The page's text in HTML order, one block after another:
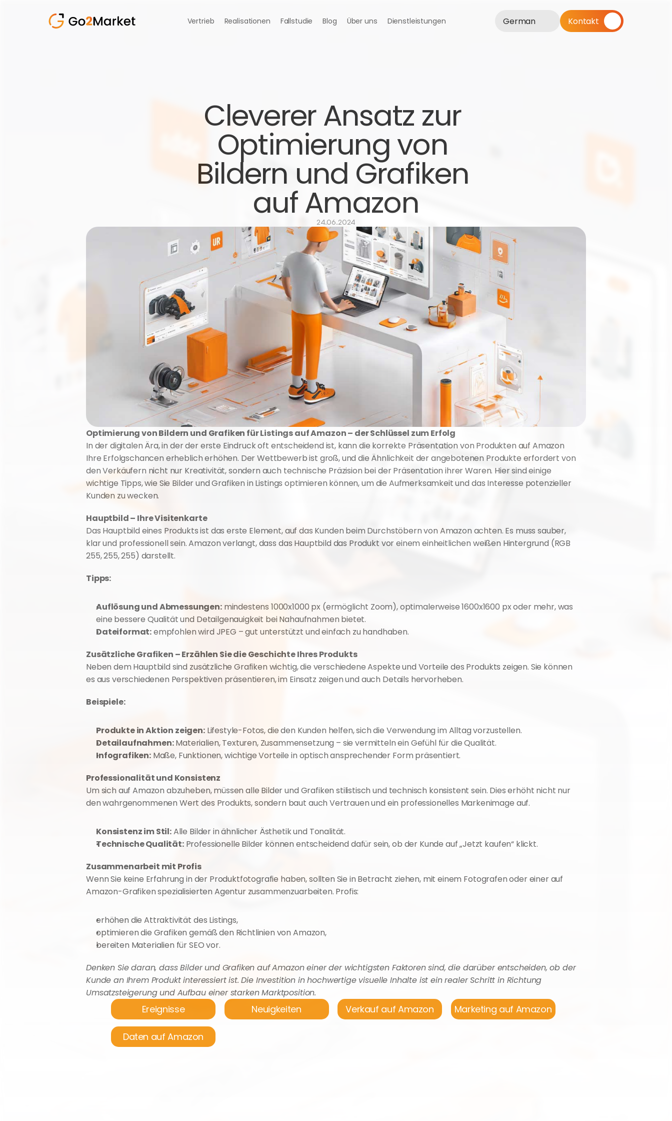
Vertrieb Realisationen Fallstudie Blog Über uns Dienstleistungen German Kontakt
Cleverer Ansatz zur
Optimierung von
Bildern und Grafiken
auf Amazon
24.06.2024
Optimierung von Bildern und Grafiken für Listings auf Amazon – der Schlüssel zum Erfolg
In der digitalen Ära, in der der erste Eindruck oft entscheidend ist, kann die korrekte Präsentation von Produkten auf Amazon
Ihre Erfolgschancen erheblich erhöhen. Der Wettbewerb ist groß, und die Ähnlichkeit der angebotenen Produkte erfordert von
den Verkäufern nicht nur Kreativität, sondern auch technische Präzision bei der Präsentation ihrer Waren. Hier sind einige
wichtige Tipps, wie Sie Bilder und Grafiken in Listings optimieren können, um die Aufmerksamkeit und das Interesse potenzieller
Kunden zu wecken.
Hauptbild – Ihre Visitenkarte
Das Hauptbild eines Produkts ist das erste Element, auf das Kunden beim Durchstöbern von Amazon achten. Es muss sauber,
klar und professionell sein. Amazon verlangt, dass das Hauptbild das Produkt vor einem einheitlichen weißen Hintergrund (RGB
255, 255, 255) darstellt.
Tipps:
Auflösung und Abmessungen: mindestens 1000x1000 px (ermöglicht Zoom), optimalerweise 1600x1600 px oder mehr, was
eine bessere Qualität und Detailgenauigkeit bei Nahaufnahmen bietet.
Dateiformat: empfohlen wird JPEG – gut unterstützt und einfach zu handhaben.
Zusätzliche Grafiken – Erzählen Sie die Geschichte Ihres Produkts
Neben dem Hauptbild sind zusätzliche Grafiken wichtig, die verschiedene Aspekte und Vorteile des Produkts zeigen. Sie können
es aus verschiedenen Perspektiven präsentieren, im Einsatz zeigen und auch Details hervorheben.
Beispiele:
Produkte in Aktion zeigen: Lifestyle-Fotos, die den Kunden helfen, sich die Verwendung im Alltag vorzustellen.
Detailaufnahmen: Materialien, Texturen, Zusammensetzung – sie vermitteln ein Gefühl für die Qualität.
Infografiken: Maße, Funktionen, wichtige Vorteile in optisch ansprechender Form präsentiert.
Professionalität und Konsistenz
Um sich auf Amazon abzuheben, müssen alle Bilder und Grafiken stilistisch und technisch konsistent sein. Dies erhöht nicht nur
den wahrgenommenen Wert des Produkts, sondern baut auch Vertrauen und ein professionelles Markenimage auf.
Konsistenz im Stil: Alle Bilder in ähnlicher Ästhetik und Tonalität.
Technische Qualität: Professionelle Bilder können entscheidend dafür sein, ob der Kunde auf „Jetzt kaufen“ klickt.
Zusammenarbeit mit Profis
Wenn Sie keine Erfahrung in der Produktfotografie haben, sollten Sie in Betracht ziehen, mit einem Fotografen oder einer auf
Amazon-Grafiken spezialisierten Agentur zusammenzuarbeiten. Profis:
erhöhen die Attraktivität des Listings,
optimieren die Grafiken gemäß den Richtlinien von Amazon,
bereiten Materialien für SEO vor.
Denken Sie daran, dass Bilder und Grafiken auf Amazon einer der wichtigsten Faktoren sind, die darüber entscheiden, ob der
Kunde an Ihrem Produkt interessiert ist. Die Investition in hochwertige visuelle Inhalte ist ein realer Schritt in Richtung
Umsatzsteigerung und Aufbau einer starken Marktposition.
Ereignisse Neuigkeiten Verkauf auf Amazon Marketing auf Amazon
Daten auf Amazon